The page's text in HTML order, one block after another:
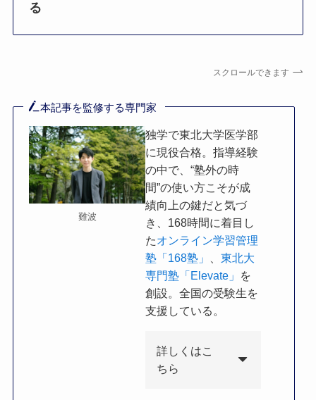
る
スクロールできます
本記事を監修する専門家
難波
独学で東北大学医学部
に現役合格。指導経験
の中で、“塾外の時
間”の使い方こそが成
績向上の鍵だと気づ
き、168時間に着目し
たオンライン学習管理
塾「168塾」
東北大
専門塾「Elevate」
を
創設。全国の受験生を
支援している。
詳しくはこ
ちら